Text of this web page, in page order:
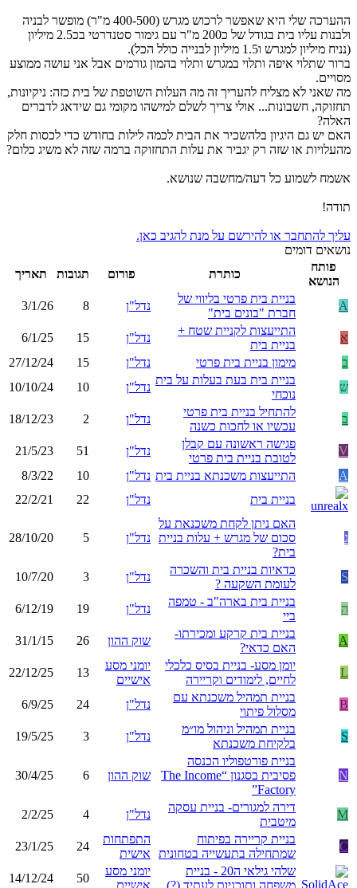
ההערכה שלי היא שאפשר לרכוש מגרש (400-500 מ"ר) מופשר לבניה
ולבנות עליו בית בגודל של כ200 מ"ר עם גימור סטנדרטי בכ2.5 מיליון
(נניח מיליון למגרש ו1.5 מיליון לבנייה כולל הכל).
ברור שתלוי איפה ותלוי במגרש ותלוי בהמון גורמים אבל אני עושה ממוצע
מסויים.
מה שאני לא מצליח להעריך זה מה העלות השוטפת של בית כזה: ניקיונות,
תחזוקה, חשבונות... אולי צריך לשלם למישהו מקומי גם שידאג לדברים
האלה?
האם יש גם היגיון בלהשכיר את הבית לכמה לילות בחודש כדי לכסות חלק
מהעלויות או שזה רק יגביר את עלות התחזוקה ברמה שזה לא משיג כלום?
אשמח לשמוע כל דעה/מחשבה שנושא.
תודה!
עליך להתחבר או להירשם על מנת להגיב כאן.
נושאים דומים
פותח
הנושא
כותרת פורום תגובות תאריך
A
בניית בית פרטי בליווי של
חברת "בונים בית"
נדל"ן 8
3/1/26
א
התייעצות לקניית שטח +
בניית בית
נדל"ן 15
6/1/25
ב
מימון בניית בית פרטי נדל"ן 15
27/12/24
ש
בניית בית בעת בעלות על בית
נוכחי
נדל"ן 10
10/10/24
ב
להתחיל בניית בית פרטי
עכשיו או לחכות כשנה
נדל"ן 2
18/12/23
V
פגישה ראשונה עם קבלן
לטובת בניית בית פרטי
נדל"ן 51
21/5/23
A
התייעצות משכנתא בניית בית נדל"ן 10
8/3/22
בניית בית
נדל"ן 22
22/2/21
ג
האם ניתן לקחת משכנאת על
סכום של מגרש + עלות בניית
בית?
נדל"ן 5
28/10/20
S
כדאיות בניית בית והשכרה
לעומת השקעה ?
נדל"ן 3
10/7/20
ה
בניית בית בארה"ב - טמפה
ביי
נדל"ן 19
6/12/19
A
בניית בית קרקע ומכירתו-
האם כדאי?
שוק ההון 26
31/1/15
L
יומן מסע- בניית בסיס כלכלי
לחיים, לימודים וקריירה
יומני מסע
אישיים
13
22/12/25
B
בניית תמהיל משכנתא עם
מסלול פיתוי
נדל"ן 24
6/9/25
S
בניית תמהיל וניהול מו״מ
בלקיחת משכנתא
נדל"ן 3
19/5/25
N
בניית פורטפוליו הכנסה
פסיבית בסגנון “The Income
Factory”
שוק ההון 6
30/4/25
M
דירה למגורים- בניית עסקה
מיטבית
נדל"ן 4
2/2/25
C
בניית קריירה בפיתוח
שמתחילה בתעשייה בטחונית
התפתחות
אישית
24
23/1/25
שלהי גילאי ה20 - בניית
יומני מסע
50
14/12/24